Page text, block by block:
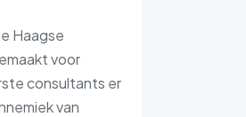
Haagse
voor
consultants er
van